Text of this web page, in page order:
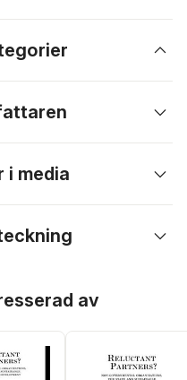
i media
av